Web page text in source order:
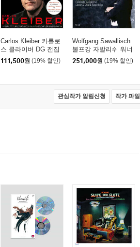
Carlos Kleiber 카를로
스 클라이버 DG 전집
(Complete Recordings
On Deutsche Grammo
111,500원 (19% 할인)
Wolfgang Sawallisch
볼프강 자발리쉬 워너
레이블 녹음 1집 - 관현
악, 가곡, 합창 녹음 (Th
ion)
251,000원 (19% 할인)
관심작가 알림신청 작가 파일